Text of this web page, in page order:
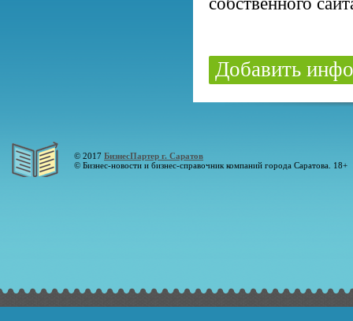
Добавить
© 2017 БизнесПартер г. Саратов
© Бизнес-новости и бизнес-справочник компаний города Саратова. 18+